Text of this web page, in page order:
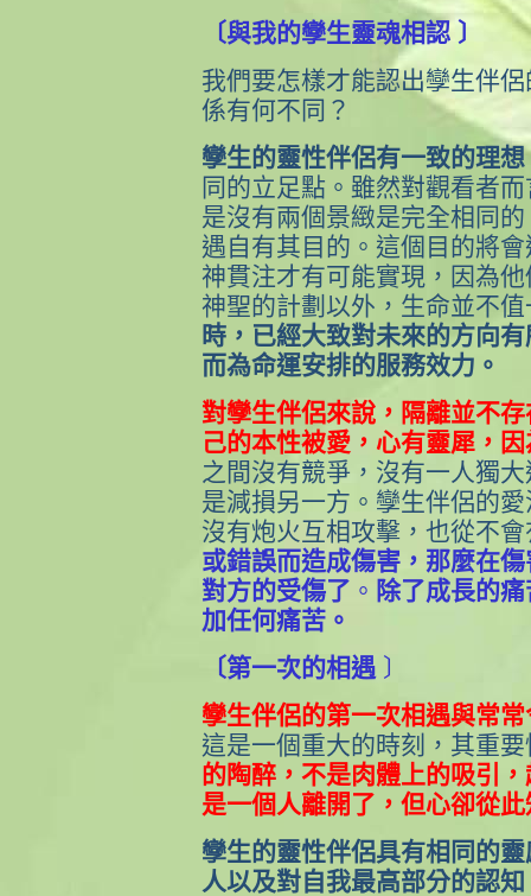
〔與我的孿生靈魂相認 〕
我們要怎樣才能認出孿生伴
係有何不同？
孿生的靈性伴侶有一致的理想
同的立足點。雖然對觀看者
是沒有兩個景緻是完全相同
遇自有其目的。這個目的將
神貫注才有可能實現，因為
神聖的計劃以外，生命並不
時，已經大致對未來的方向
而為命運安排的服務效力。
對孿生伴侶來說，隔離並不
己的本性被愛，心有靈犀，
之間沒有競爭，沒有一人獨
是減損另一方。孿生伴侶的
沒有炮火互相攻擊，也從不
或錯誤而造成傷害，那麼在
對方的受傷了 。 除了成長的
加任何痛苦。
〔第一次的相遇 〕
孿生伴侶的第一次相遇與常
這是一個重大的時刻，其重
的陶醉，不是肉體上的吸引
是一個人離開了，但心卻從
孿生的靈性伴侶具有相同的
人以及對自我最高部分的認知